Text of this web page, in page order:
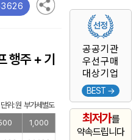
공공기관
우선구매
대상기업
BEST →
최저가를
약속드립니다
행주 + 기
단위: 원 부가세별도
1,000